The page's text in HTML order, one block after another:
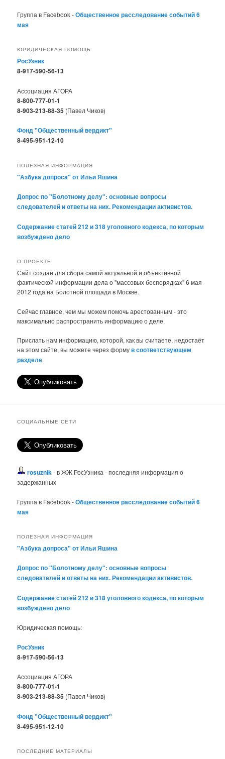
Группа в Facebook -Общественное расследование событий 6
мая
ЮРИДИЧЕСКАЯ ПОМОЩЬ
РосУзник
8-917-590-56-13
Ассоциация АГОРА
8-800-777-01-1
8-903-213-88-35 (Павел Чиков)
Фонд "Общественный вердикт"
8-495-951-12-10
ПОЛЕЗНАЯ ИНФОРМАЦИЯ
"Азбука допроса" от Ильи Яшина
Допрос по "Болотному делу": основные вопросы
следователей и ответы на них. Рекомендации активистов.
Содержание статей 212 и 318 уголовного кодекса, по которым
возбуждено дело
О ПРОЕКТЕ
Сайт создан для сбора самой актуальной и объективной
фактической информации дела о "массовых беспорядках" 6 мая
2012 года на Болотной площади в Москве.
Сейчас главное, чем мы можем помочь арестованным - это
максимально распространить информацию о деле.
Прислать нам информацию, которой, как вы считаете, недостаёт
на этом сайте, вы можете через формув соответствующем
разделе.
СОЦИАЛЬНЫЕ СЕТИ
rosuznik- в ЖЖ РосУзника - последняя информация о
задержанных
Группа в Facebook -Общественное расследование событий 6
мая
ПОЛЕЗНАЯ ИНФОРМАЦИЯ
"Азбука допроса" от Ильи Яшина
Допрос по "Болотному делу": основные вопросы
следователей и ответы на них. Рекомендации активистов.
Содержание статей 212 и 318 уголовного кодекса, по которым
возбуждено дело
Юридическая помощь:
РосУзник
8-917-590-56-13
Ассоциация АГОРА
8-800-777-01-1
8-903-213-88-35 (Павел Чиков)
Фонд "Общественный вердикт"
8-495-951-12-10
ПОСЛЕДНИЕ МАТЕРИАЛЫ